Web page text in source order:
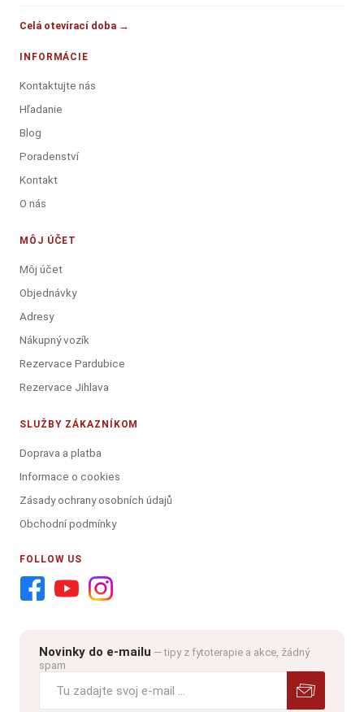
Celá otevírací doba →
INFORMÁCIE
Kontaktujte nás
Hľadanie
Blog
Poradenství
Kontakt
O nás
MÔJ ÚČET
Môj účet
Objednávky
Adresy
Nákupný vozík
Rezervace Pardubice
Rezervace Jihlava
SLUŽBY ZÁKAZNÍKOM
Doprava a platba
Informace o cookies
Zásady ochrany osobních údajů
Obchodní podmínky
FOLLOW US
Novinky do e-mailu — tipy z fytoterapie a akce, žádný
spam